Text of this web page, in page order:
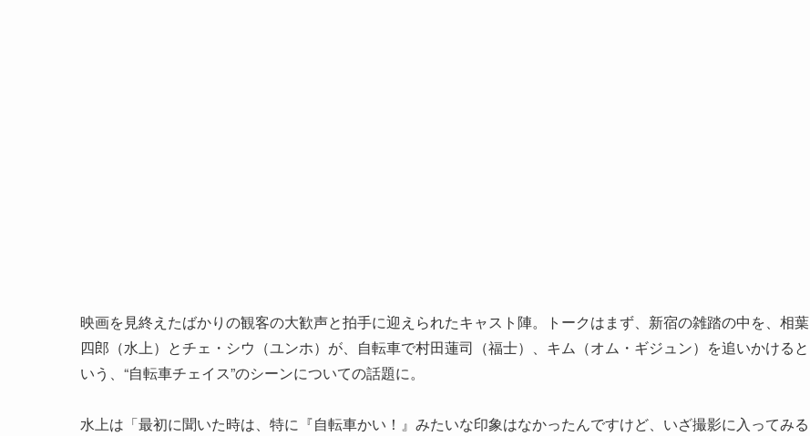
映画を見終えたばかりの観客の大歓声と拍手に迎えられたキャスト陣。トークはまず、新宿の雑踏の中を、相葉
四郎（水上）とチェ・シウ（ユンホ）が、自転車で村田蓮司（福士）、キム（オム・ギジュン）を追いかけると
いう、“自転車チェイス”のシーンについての話題に。
水上は「最初に聞いた時は、特に『自転車かい！』みたいな印象はなかったんですけど、いざ撮影に入ってみる